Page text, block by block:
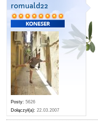
romuald22
Posty: 5626
Dołączył(a): 22.03.2007